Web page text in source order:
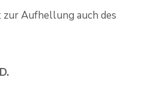
Aufhellung auch des